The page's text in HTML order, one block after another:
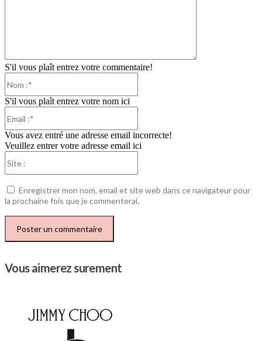
S'il vous plaît entrez votre commentaire!
S'il vous plaît entrez votre nom ici
Vous avez entré une adresse email incorrecte!
Veuillez entrer votre adresse email ici
Enregistrer mon nom, email et site web dans ce navigateur pour
la prochaine fois que je commenterai.
Vous aimerez surement